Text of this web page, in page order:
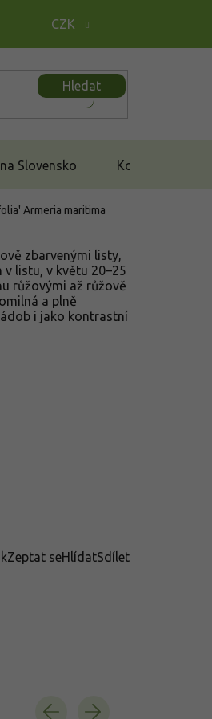
CZK
Hledat
Slovensko Kontakt
Armeria maritima
zbarvenými listy,
listu, v květu 20–25
růžovými až růžově
a plně
i jako kontrastní
Zeptat seHlídatSdílet